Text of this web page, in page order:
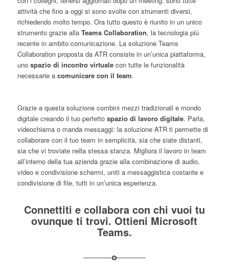
attività che fino a oggi si sono svolte con strumenti diversi,
richiedendo molto tempo. Ora tutto questo è riunito in un unico
strumento grazie alla Teams Collaboration, la tecnologia più
recente in ambito comunicazione. La soluzione Teams
Collaboration proposta da ATR consiste in un’unica piattaforma,
uno spazio di incontro virtualecon tutte le funzionalità
necessarie a comunicare con il team.
Grazie a questa soluzione combini mezzi tradizionali e mondo
digitale creando il tuo perfetto spazio di lavoro digitale. Parla,
videochiama o manda messaggi: la soluzione ATR ti permette di
collaborare con il tuo team in semplicità, sia che siate distanti,
sia che vi troviate nella stessa stanza. Migliora il lavoro in team
all’interno della tua azienda grazie alla combinazione di audio,
video e condivisione schermi, uniti a messaggistica costante e
condivisione di file, tutti in un’unica esperienza.
Connettiti e collabora con chi vuoi tu
ovunque ti trovi. Ottieni Microsoft
Teams.